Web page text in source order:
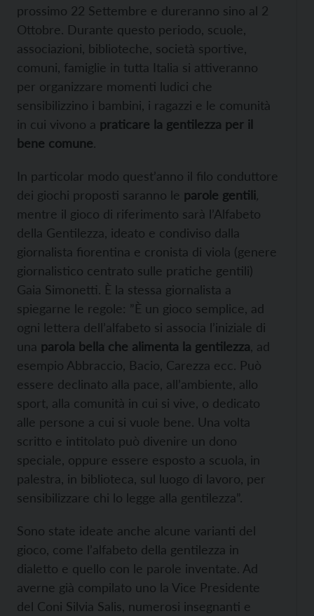
prossimo 22 Settembre e dureranno sino al 2
Ottobre. Durante questo periodo, scuole,
associazioni, biblioteche, società sportive,
comuni, famiglie in tutta Italia si attiveranno
per organizzare momenti ludici che
sensibilizzino i bambini, i ragazzi e le comunità
in cui vivono a praticare la gentilezza per il
bene comune.
In particolar modo quest’anno il filo conduttore
dei giochi proposti saranno le parole gentili,
mentre il gioco di riferimento sarà l’Alfabeto
della Gentilezza, ideato e condiviso dalla
giornalista fiorentina e cronista di viola (genere
giornalistico centrato sulle pratiche gentili)
Gaia Simonetti. È la stessa giornalista a
spiegarne le regole: ”È un gioco semplice, ad
ogni lettera dell’alfabeto si associa l’iniziale di
una parola bella che alimenta la gentilezza , ad
esempio Abbraccio, Bacio, Carezza ecc. Può
essere declinato alla pace, all’ambiente, allo
sport, alla comunità in cui si vive, o dedicato
alle persone a cui si vuole bene. Una volta
scritto e intitolato può divenire un dono
speciale, oppure essere esposto a scuola, in
palestra, in biblioteca, sul luogo di lavoro, per
sensibilizzare chi lo legge alla gentilezza”.
Sono state ideate anche alcune varianti del
gioco, come l’alfabeto della gentilezza in
dialetto e quello con le parole inventate. Ad
averne già compilato uno la Vice Presidente
del Coni Silvia Salis, numerosi insegnanti e